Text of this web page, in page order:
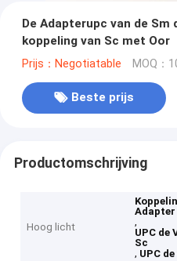
De Adapterupc van de
koppeling van Sc met Oor
Prijs：Negotiatable MOQ：
Beste prijs
Productomschrijving
Hoog licht
Adapter
,
UPC de
Sc
, UPC